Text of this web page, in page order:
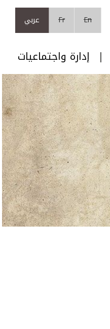
En
Fr عربي
إدارة واجتماعيات